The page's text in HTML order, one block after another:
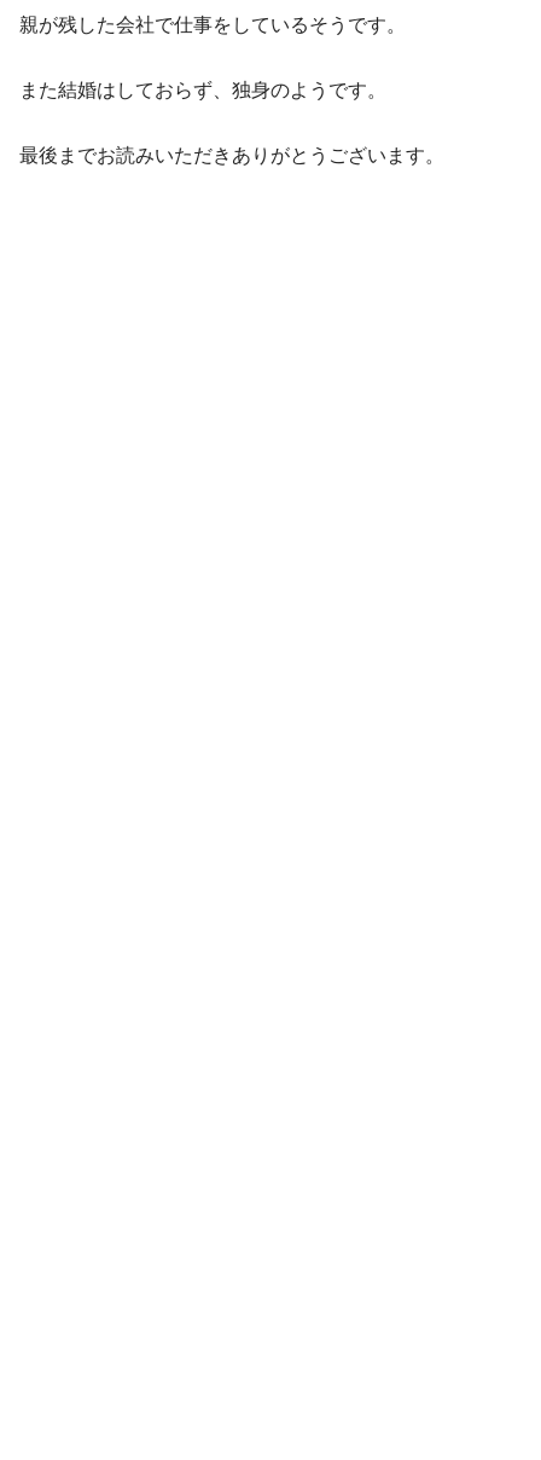
親が残した会社で仕事をしているそうです。
また結婚はしておらず、独身のようです。
最後までお読みいただきありがとうございます。